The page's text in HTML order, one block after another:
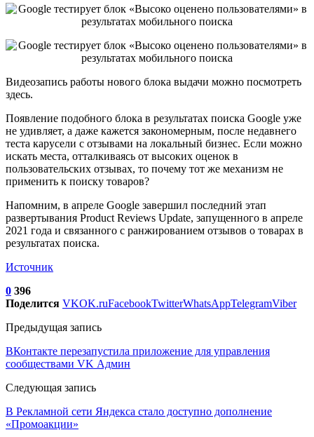
Видеозапись работы нового блока выдачи можно посмотреть
здесь.
Появление подобного блока в результатах поиска Google уже
не удивляет, а даже кажется закономерным, после недавнего
теста карусели с отзывами на локальный бизнес. Если можно
искать места, отталкиваясь от высоких оценок в
пользовательских отзывах, то почему тот же механизм не
применить к поиску товаров?
Напомним, в апреле Google завершил последний этап
развертывания Product Reviews Update, запущенного в апреле
2021 года и связанного с ранжированием отзывов о товарах в
результатах поиска.
Источник
0 396
Поделится VKOK.ruFacebookTwitterWhatsAppTelegramViber
Предыдущая запись
ВКонтакте перезапустила приложение для управления
сообществами VK Админ
Следующая запись
В Рекламной сети Яндекса стало доступно дополнение
«Промоакции»